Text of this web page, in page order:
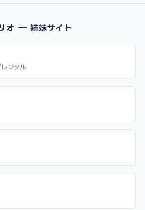
オ — 姉妹サイト
ンタル